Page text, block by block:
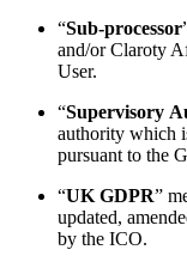
“Sub-processor
and/or Claroty
User.
“Supervisory
authority which
pursuant to the
“UK GDPR”
updated,
by the ICO.